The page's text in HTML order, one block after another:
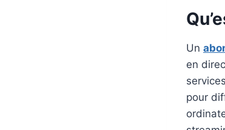
Un
en
pour